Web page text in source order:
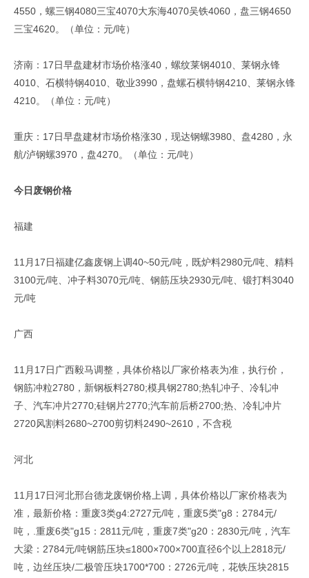
4550，螺三钢4080三宝4070大东海4070吴铁4060，盘三钢4650
三宝4620。（单位：元/吨）
济南：17日早盘建材市场价格涨40，螺纹莱钢4010、莱钢永锋
4010、石横特钢4010、敬业3990，盘螺石横特钢4210、莱钢永锋
4210。（单位：元/吨）
重庆：17日早盘建材市场价格涨30，现达钢螺3980、盘4280，永
航/泸钢螺3970，盘4270。（单位：元/吨）
今日废钢价格
福建
11月17日福建亿鑫废钢上调40~50元/吨，既炉料2980元/吨、精料
3100元/吨、冲子料3070元/吨、钢筋压块2930元/吨、锻打料3040
元/吨
广西
11月17日广西毅马调整，具体价格以厂家价格表为准，执行价，
钢筋冲粒2780，新钢板料2780;模具钢2780;热轧冲子、冷轧冲
子、汽车冲片2770;硅钢片2770;汽车前后桥2700;热、冷轧冲片
2720风割料2680~2700剪切料2490~2610，不含税
河北
11月17日河北邢台德龙废钢价格上调，具体价格以厂家价格表为
准，最新价格：重废3类g4:2727元/吨，重废5类"g8：2784元/
吨，.重废6类"g15：2811元/吨，重废7类"g20：2830元/吨，汽车
大梁：2784元/吨钢筋压块≤1800×700×700直径6个以上2818元/
吨，边丝压块/二极管压块1700*700：2726元/吨，花铁压块2815